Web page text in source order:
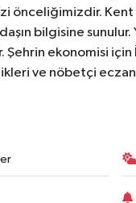
önceliğimizdir. Kent
bilgisine sunulur.
Şehrin ekonomisi için
ve nöbetçi